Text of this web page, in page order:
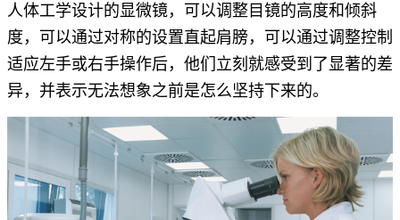
人体工学设计的显微镜，可以调整目镜的高度和倾斜
度，可以通过对称的设置直起肩膀，可以通过调整控制
适应左手或右手操作后，他们立刻就感受到了显著的差
异，并表示无法想象之前是怎么坚持下来的。